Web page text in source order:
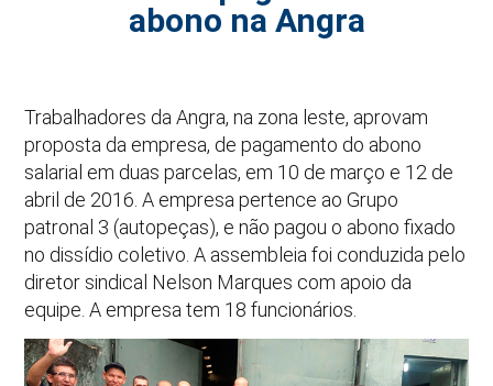
abono na Angra
Trabalhadores da Angra, na zona leste, aprovam
proposta da empresa, de pagamento do abono
salarial em duas parcelas, em 10 de março e 12 de
abril de 2016. A empresa pertence ao Grupo
patronal 3 (autopeças), e não pagou o abono fixado
no dissídio coletivo. A assembleia foi conduzida pelo
diretor sindical Nelson Marques com apoio da
equipe. A empresa tem 18 funcionários.